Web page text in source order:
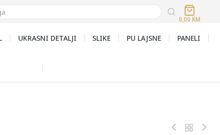
0,00 KM
UKRASNI DETALJI SLIKE PU LAJSNE PANELI